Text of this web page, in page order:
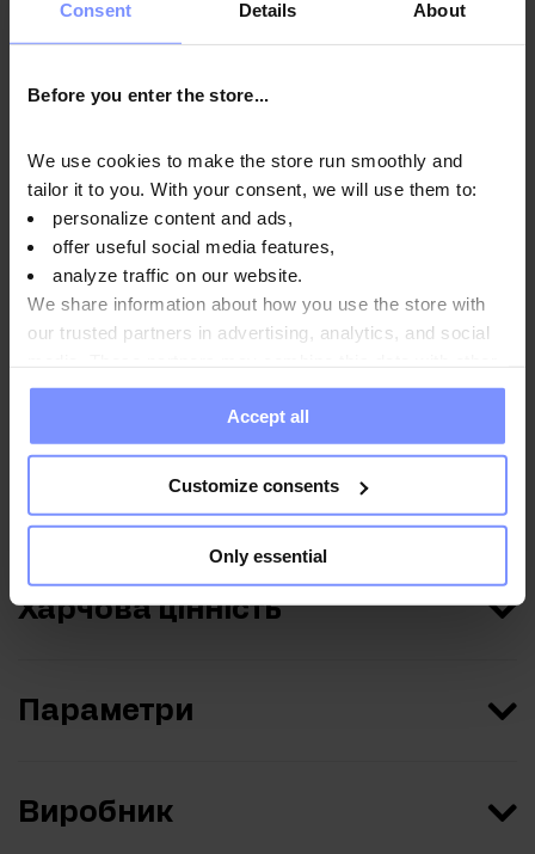
Consent Details About
Before you enter the store...
We use cookies to make the store run smoothly and
tailor it to you. With your consent, we will use them to:
personalize content and ads,
offer useful social media features,
analyze traffic on our website.
We share information about how you use the store with
our trusted partners in advertising, analytics, and social
information you have provided to them or that they have
collected when you use their services. Do you agree?
Accept all
Customize consents
Only essential
18.05.2026
OstroVit Cream of rice - Дослідження на вміст важких
металів 18.05.2026
OstroVit Cream of rice - Мікробіологічні дослідження
02.12.2025
Спосіб використання
Харчова цінність
Параметри
Виробник